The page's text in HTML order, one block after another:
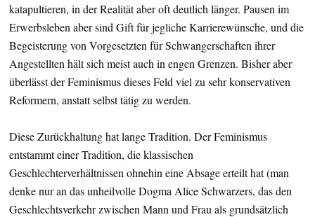
katapultieren, in der Realität aber oft deutlich länger. Pausen im
Erwerbsleben aber sind Gift für jegliche Karrierewünsche, und die
Begeisterung von Vorgesetzten für Schwangerschaften ihrer
Angestellten hält sich meist auch in engen Grenzen. Bisher aber
überlässt der Feminismus dieses Feld viel zu sehr konservativen
Reformern, anstatt selbst tätig zu werden.
Diese Zurückhaltung hat lange Tradition. Der Feminismus
entstammt einer Tradition, die klassischen
Geschlechterverhältnissen ohnehin eine Absage erteilt hat (man
denke nur an das unheilvolle Dogma Alice Schwarzers, das den
Geschlechtsverkehr zwischen Mann und Frau als grundsätzlich